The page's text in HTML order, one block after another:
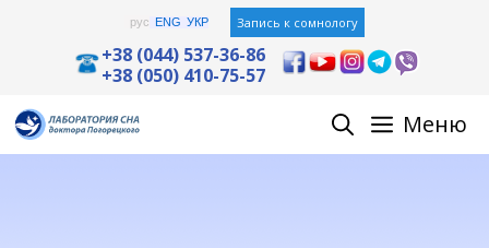
содержимому
рус ENG УКР Запись к сомнологу
+38 (044) 537-36-86
+38 (050) 410-75-57
Меню